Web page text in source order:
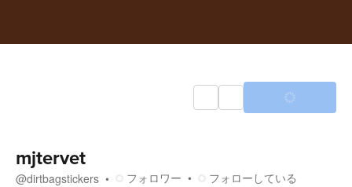
mjtervet
@dirtbagstickers フォロワー
フォローしている